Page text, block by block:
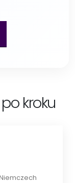
kroku